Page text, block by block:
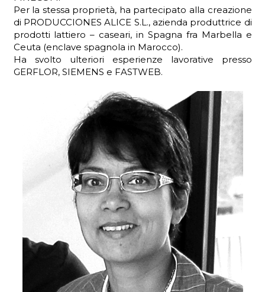
Per la stessa proprietà, ha partecipato alla creazione
di PRODUCCIONES ALICE S.L., azienda produttrice di
prodotti lattiero – caseari, in Spagna fra Marbella e
Ceuta (enclave spagnola in Marocco).
Ha svolto ulteriori esperienze lavorative presso
GERFLOR, SIEMENS e FASTWEB.